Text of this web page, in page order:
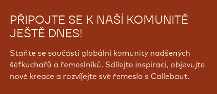
PŘIPOJTE SE K NAŠÍ KOMUNITĚ
JEŠTĚ DNES!
Staňte se součástí globální komunity nadšených
šéfkuchařů a řemeslníků. Sdílejte inspiraci, objevujte
nové kreace a rozvíjejte své řemeslo s Callebaut.